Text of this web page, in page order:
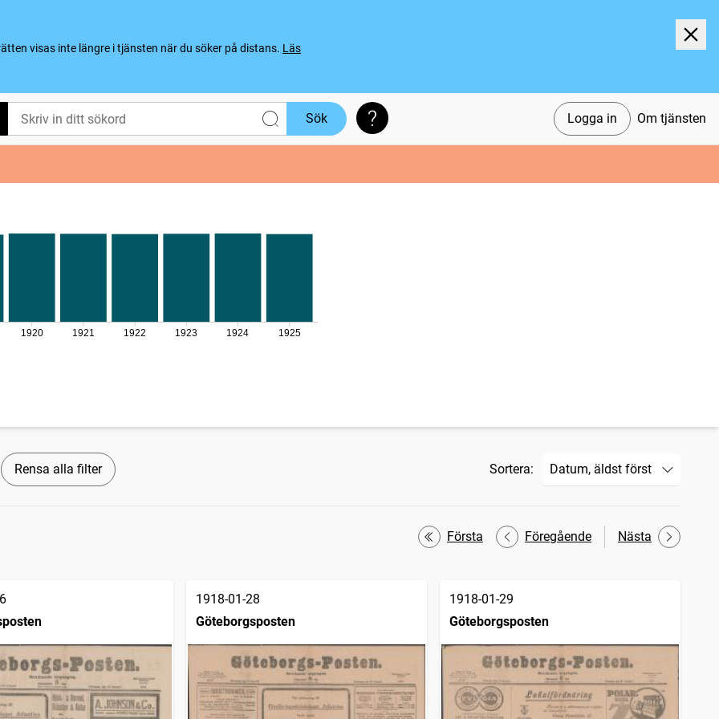
visas inte längre i tjänsten när du söker på distans. Läs
Logga in Om tjänsten
Sök Söktips
1920 1921 1922 1923 1924 1925
Rensa alla filter Sortera:
Första Föregående Nästa
1918-01-28
Göteborgsposten
1918-01-29
Göteborgsposten